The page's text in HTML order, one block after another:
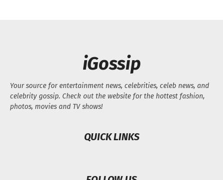
iGossip
Your source for entertainment news, celebrities, celeb news, and
celebrity gossip. Check out the website for the hottest fashion,
photos, movies and TV shows!
QUICK LINKS